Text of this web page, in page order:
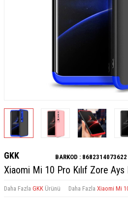
GKK BARKOD : 8682314073622
Xiaomi Mi 10 Pro Kılıf Zore Ays
Daha Fazla GKK Ürünü Daha Fazla Xiaomi Mi